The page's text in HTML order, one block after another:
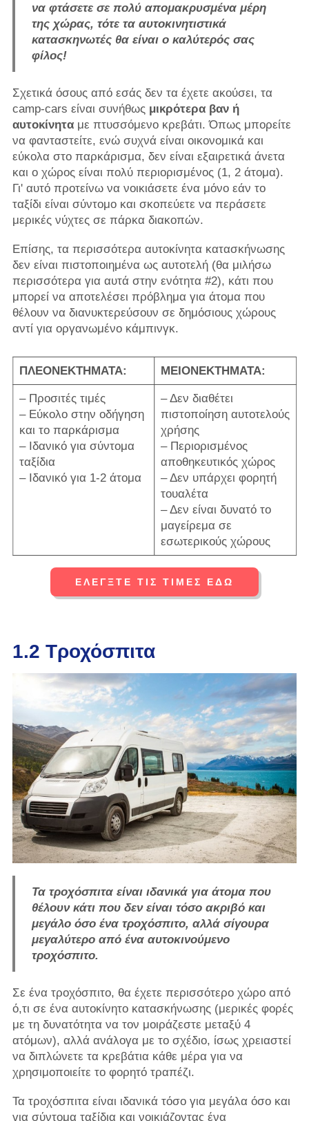
να φτάσετε σε πολύ απομακρυσμένα μέρη
της χώρας, τότε τα αυτοκινητιστικά
κατασκηνωτές θα είναι ο καλύτερός σας
φίλος!
Σχετικά όσους από εσάς δεν τα έχετε ακούσει, τα
camp-cars είναι συνήθως μικρότερα βαν ή
αυτοκίνηταμε πτυσσόμενο κρεβάτι. Όπως μπορείτε
να φανταστείτε, ενώ συχνά είναι οικονομικά και
εύκολα στο παρκάρισμα, δεν είναι εξαιρετικά άνετα
και ο χώρος είναι πολύ περιορισμένος (1, 2 άτομα).
Γι' αυτό προτείνω να νοικιάσετε ένα μόνο εάν το
ταξίδι είναι σύντομο και σκοπεύετε να περάσετε
μερικές νύχτες σε πάρκα διακοπών.
Επίσης, τα περισσότερα αυτοκίνητα κατασκήνωσης
δεν είναι πιστοποιημένα ως αυτοτελή (θα μιλήσω
περισσότερα για αυτά στην ενότητα #2), κάτι που
μπορεί να αποτελέσει πρόβλημα για άτομα που
θέλουν να διανυκτερεύσουν σε δημόσιους χώρους
αντί για οργανωμένο κάμπινγκ.
ΠΛΕΟΝΕΚΤΗΜΑΤΑ: ΜΕΙΟΝΕΚΤΗΜΑΤΑ:
– Προσιτές τιμές
– Εύκολο στην οδήγηση
και το παρκάρισμα
– Ιδανικό για σύντομα
ταξίδια
– Ιδανικό για 1-2 άτομα
– Δεν διαθέτει
πιστοποίηση αυτοτελούς
χρήσης
– Περιορισμένος
αποθηκευτικός χώρος
– Δεν υπάρχει φορητή
τουαλέτα
– Δεν είναι δυνατό το
μαγείρεμα σε
εσωτερικούς χώρους
ΕΛΈΓΞΤΕ ΤΙΣ ΤΙΜΈΣ ΕΔΏ
1.2 Τροχόσπιτα
Τα τροχόσπιτα είναι ιδανικά για άτομα που
θέλουν κάτι που δεν είναι τόσο ακριβό και
μεγάλο όσο ένα τροχόσπιτο, αλλά σίγουρα
μεγαλύτερο από ένα αυτοκινούμενο
τροχόσπιτο.
Σε ένα τροχόσπιτο, θα έχετε περισσότερο χώρο από
ό,τι σε ένα αυτοκίνητο κατασκήνωσης (μερικές φορές
με τη δυνατότητα να τον μοιράζεστε μεταξύ 4
ατόμων), αλλά ανάλογα με το σχέδιο, ίσως χρειαστεί
να διπλώνετε τα κρεβάτια κάθε μέρα για να
χρησιμοποιείτε το φορητό τραπέζι.
Τα τροχόσπιτα είναι ιδανικά τόσο για μεγάλα όσο και
για σύντομα ταξίδια και νοικιάζοντας ένα